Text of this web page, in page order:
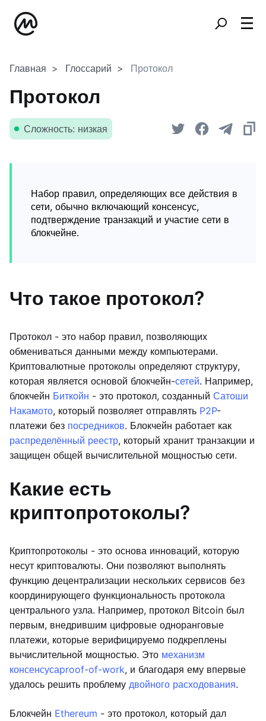
Главная Глоссарий Протокол
Протокол
Сложность: низкая
Набор правил, определяющих все действия в
сети, обычно включающий консенсус,
подтверждение транзакций и участие сети в
блокчейне.
Что такое протокол?
Протокол - это набор правил, позволяющих
обмениваться данными между компьютерами.
Криптовалютные протоколы определяют структуру,
которая является основой блокчейн-сетей. Например,
блокчейн Биткойн - это протокол, созданный Сатоши
Накамото, который позволяет отправлять P2P-
платежи без посредников. Блокчейн работает как
распределённый реестр, который хранит транзакции и
защищен общей вычислительной мощностью сети.
Какие есть
криптопротоколы?
Криптопротоколы - это основа инноваций, которую
несут криптовалюты. Они позволяют выполнять
функцию децентрализации нескольких сервисов без
координирующего функциональность протокола
центрального узла. Например, протокол Bitcoin был
первым, внедрившим цифровые одноранговые
платежи, которые верифицируемо подкреплены
вычислительной мощностью. Это механизм
консенсусаproof-of-work, и благодаря ему впервые
удалось решить проблему двойного расходования.
Блокчейн Ethereum - это протокол, который дал